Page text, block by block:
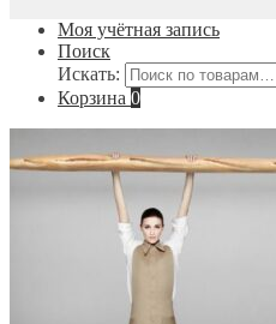
Моя учётная запись
Поиск
Искать:
Корзина 0